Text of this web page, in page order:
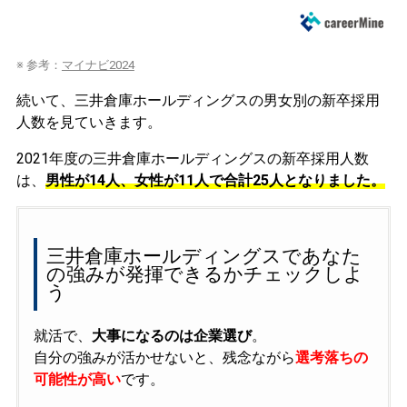
※ 参考： マイナビ2024
続いて、三井倉庫ホールディングスの男女別の新卒採用
人数を見ていきます。
2021年度の三井倉庫ホールディングスの新卒採用人数
は、 男性が14人、女性が11人で合計25人となりました。
三井倉庫ホールディングスであなた
の強みが発揮できるかチェックしよ
う
就活で、 大事になるのは企業選び。
自分の強みが活かせないと、残念ながら選考落ちの
可能性が高いです。